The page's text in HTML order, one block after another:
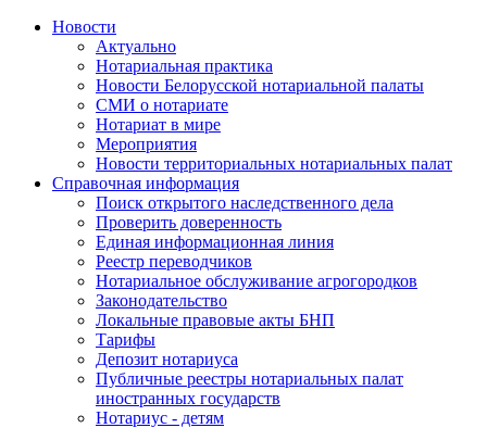
Новости
Актуально
Нотариальная практика
Новости Белорусской нотариальной палаты
СМИ о нотариате
Нотариат в мире
Мероприятия
Новости территориальных нотариальных палат
Справочная информация
Поиск открытого наследственного дела
Проверить доверенность
Единая информационная линия
Реестр переводчиков
Нотариальное обслуживание агрогородков
Законодательство
Локальные правовые акты БНП
Тарифы
Депозит нотариуса
Публичные реестры нотариальных палат
иностранных государств
Нотариус - детям